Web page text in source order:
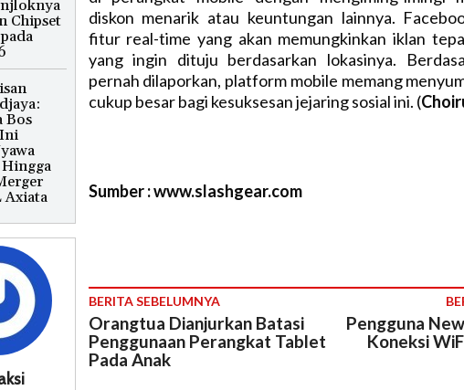
Chipset
Bos
Axiata
diskon menarik atau keuntungan lainnya.
fitur real-time yang akan memungkinkan iklan
yang ingin dituju berdasarkan lokasinya.
pernah dilaporkan, platform mobile memang
cukup besar bagi kesuksesan jejaring sosial ini. (
Sumber : www.slashgear.com
BERITA SEBELUMNYA
Orangtua Dianjurkan Batasi
Penggunaan Perangkat Tablet
Pada Anak
Pengguna
Koneksi